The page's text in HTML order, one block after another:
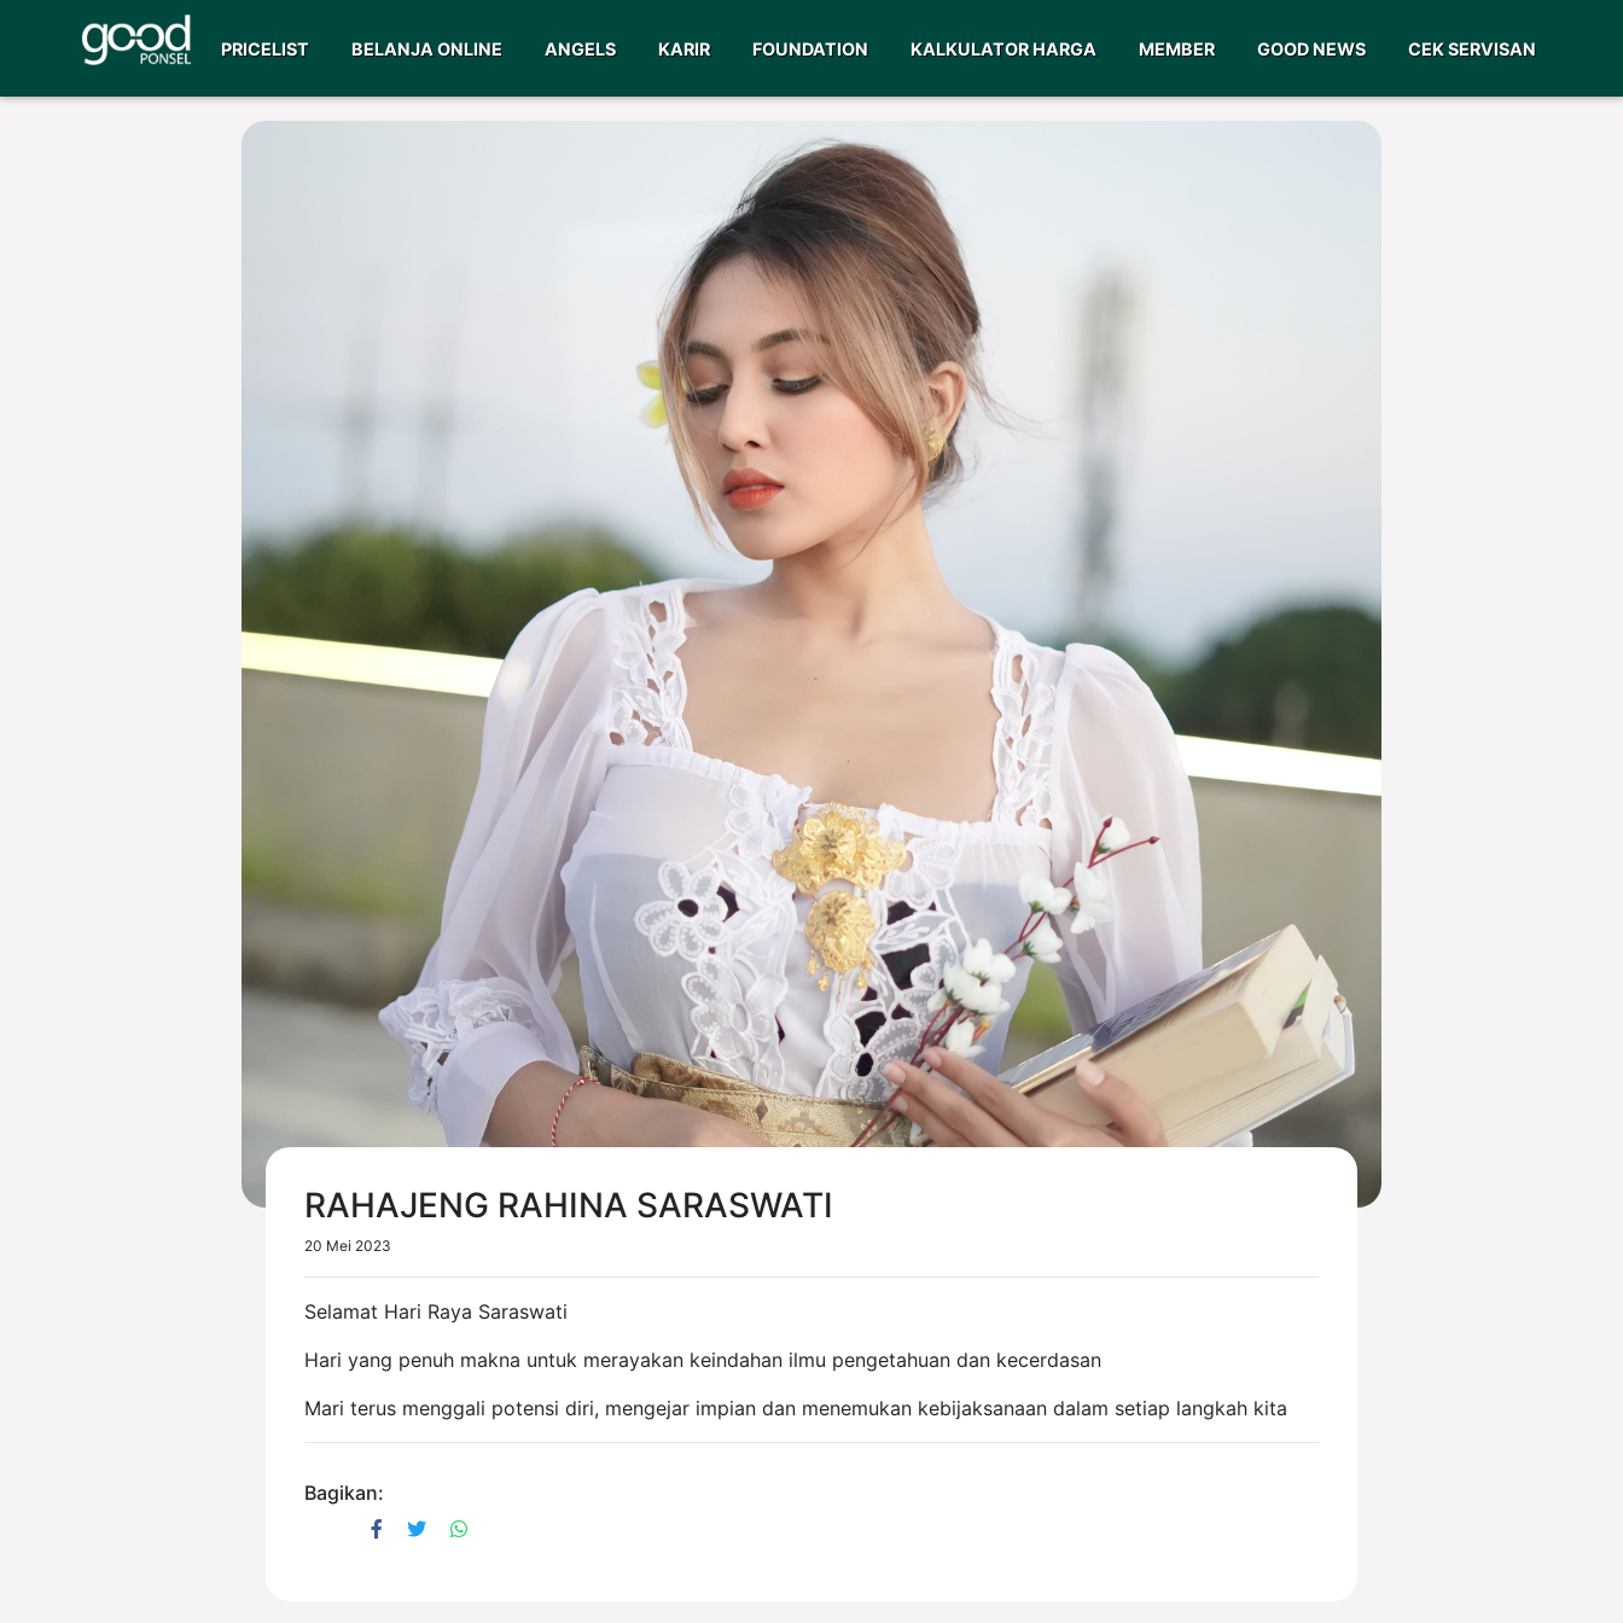
PRICELIST BELANJA ONLINE ANGELS KARIR FOUNDATION KALKULATOR HARGA MEMBER GOOD NEWS CEK SERVISAN
RAHAJENG RAHINA SARASWATI
20 Mei 2023
Selamat Hari Raya Saraswati
Hari yang penuh makna untuk merayakan keindahan ilmu pengetahuan dan kecerdasan
Mari terus menggali potensi diri, mengejar impian dan menemukan kebijaksanaan dalam setiap langkah kita
Bagikan: